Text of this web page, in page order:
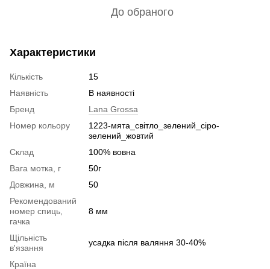
До обраного
Характеристики
Кількість
15
Наявність
В наявності
Бренд
Lana Grossa
Номер кольору
1223-мята_світло_зелений_сіро-
зелений_жовтий
Склад
100% вовна
Вага мотка, г
50г
Довжина, м
50
Рекомендований
номер спиць,
гачка
8 мм
Щільність
в'язання
усадка після валяння 30-40%
Країна